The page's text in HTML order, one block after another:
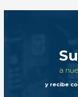
a
y recibe